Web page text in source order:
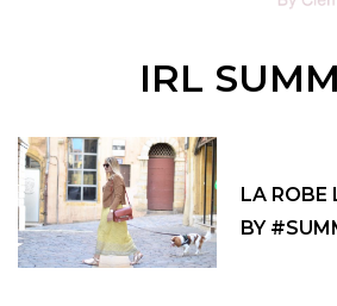
IRL
LA ROBE
BY